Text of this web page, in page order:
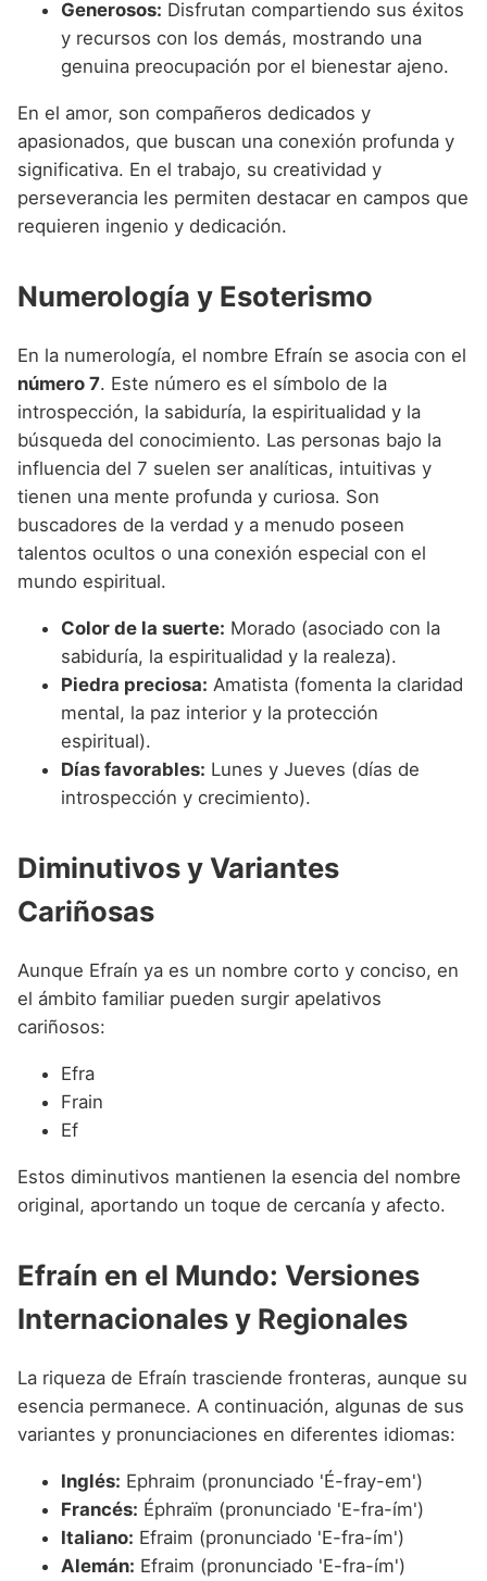
Generosos: Disfrutan compartiendo sus éxitos
y recursos con los demás, mostrando una
genuina preocupación por el bienestar ajeno.
En el amor, son compañeros dedicados y
apasionados, que buscan una conexión profunda y
significativa. En el trabajo, su creatividad y
perseverancia les permiten destacar en campos que
requieren ingenio y dedicación.
Numerología y Esoterismo
En la numerología, el nombre Efraín se asocia con el
número 7. Este número es el símbolo de la
introspección, la sabiduría, la espiritualidad y la
búsqueda del conocimiento. Las personas bajo la
influencia del 7 suelen ser analíticas, intuitivas y
tienen una mente profunda y curiosa. Son
buscadores de la verdad y a menudo poseen
talentos ocultos o una conexión especial con el
mundo espiritual.
Color de la suerte: Morado (asociado con la
sabiduría, la espiritualidad y la realeza).
Piedra preciosa: Amatista (fomenta la claridad
mental, la paz interior y la protección
espiritual).
Días favorables: Lunes y Jueves (días de
introspección y crecimiento).
Diminutivos y Variantes
Cariñosas
Aunque Efraín ya es un nombre corto y conciso, en
el ámbito familiar pueden surgir apelativos
cariñosos:
Efra
Frain
Ef
Estos diminutivos mantienen la esencia del nombre
original, aportando un toque de cercanía y afecto.
Efraín en el Mundo: Versiones
Internacionales y Regionales
La riqueza de Efraín trasciende fronteras, aunque su
esencia permanece. A continuación, algunas de sus
variantes y pronunciaciones en diferentes idiomas:
Inglés: Ephraim (pronunciado 'É-fray-em')
Francés: Éphraïm (pronunciado 'E-fra-ím')
Italiano: Efraim (pronunciado 'E-fra-ím')
Alemán: Efraim (pronunciado 'E-fra-ím')